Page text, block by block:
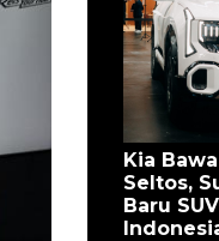
Kia
Seltos,
Baru